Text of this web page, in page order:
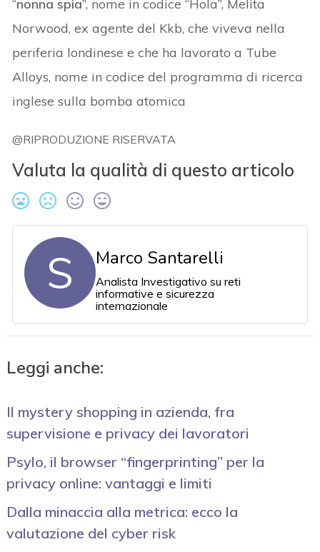
“nonna spia”, nome in codice “Hola”, Melita
Norwood, ex agente del Kkb, che viveva nella
periferia londinese e che ha lavorato a Tube
Alloys, nome in codice del programma di ricerca
inglese sulla bomba atomica
@RIPRODUZIONE RISERVATA
Valuta la qualità di questo articolo
S Marco Santarelli
Analista Investigativo su reti
informative e sicurezza
internazionale
Leggi anche:
Il mystery shopping in azienda, fra
supervisione e privacy dei lavoratori
Psylo, il browser “fingerprinting” per la
privacy online: vantaggi e limiti
Dalla minaccia alla metrica: ecco la
valutazione del cyber risk